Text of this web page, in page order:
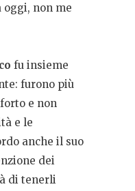
oggi, non me
fu insieme
furono più
e non
e le
anche il suo
dei
di tenerli